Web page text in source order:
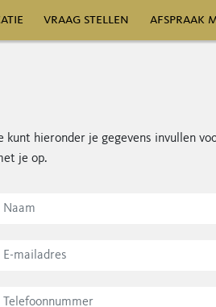
vraag stellen afspraak
kunt hieronder je gegevens invullen
je op.